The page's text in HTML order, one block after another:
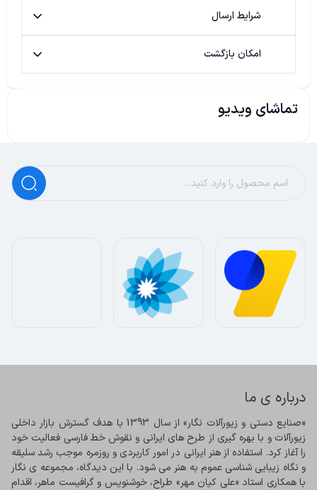
شرایط ارسال
امکان بازگشت
تماشای ویدیو
درباره ی ما